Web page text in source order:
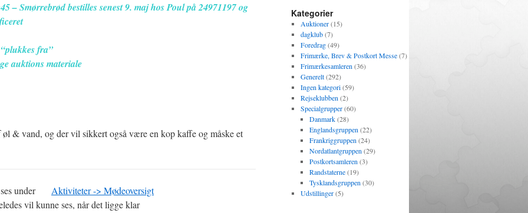
– Smørrebrød bestilles senest 9. maj hos Poul på 24971197 og
fra”
auktions materiale
& vand, og der vil sikkert også være en kop kaffe og måske et
ses under Aktiviteter -> Mødeoversigt
vil kunne ses, når det ligge klar
Kategorier
Auktioner(15)
dagklub(7)
Foredrag(49)
Frimærke, Brev & Postkort Messe(7)
Frimærkesamleren (36)
Generelt(292)
Ingen kategori(59)
Rejseklubben (2)
Specialgrupper(60)
Danmark(28)
Englandsgruppen (22)
Frankriggruppen (24)
Nordatlantgruppen (29)
Postkortsamleren (3)
Randstaterne(19)
Tysklandsgruppen (30)
Udstillinger(5)